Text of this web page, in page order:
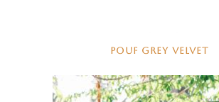
POUF GREY VELVET